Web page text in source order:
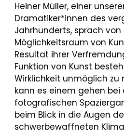
Heiner Müller, einer
Dramatiker*innen des
Jahrhunderts, sprach
Möglichkeitsraum von
Resultat ihrer
Funktion von Kunst
Wirklichkeit unmöglich zu
kann es einem gehen bei
fotografischen
beim Blick in die Augen
schwerbewaffneten